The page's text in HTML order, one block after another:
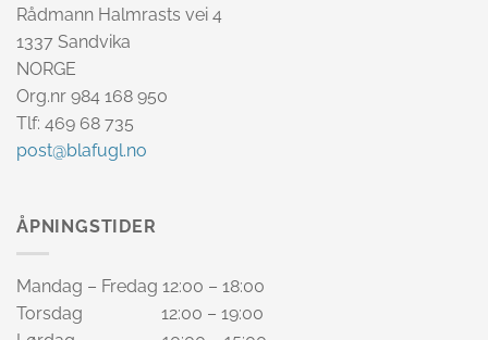
Rådmann Halmrasts vei 4
1337 Sandvika
NORGE
Org.nr 984 168 950
Tlf: 469 68 735
post@blafugl.no
ÅPNINGSTIDER
Mandag – Fredag 12:00 – 18:00
Torsdag 12:00 – 19:00